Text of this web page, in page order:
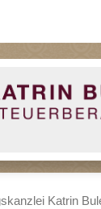
Katrin